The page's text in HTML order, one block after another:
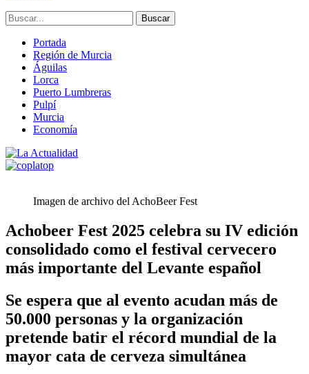
Portada
Región de Murcia
Águilas
Lorca
Puerto Lumbreras
Pulpí
Murcia
Economía
Imagen de archivo del AchoBeer Fest
Achobeer Fest 2025 celebra su IV edición
consolidado como el festival cervecero
más importante del Levante español
Se espera que al evento acudan más de
50.000 personas y la organización
pretende batir el récord mundial de la
mayor cata de cerveza simultánea